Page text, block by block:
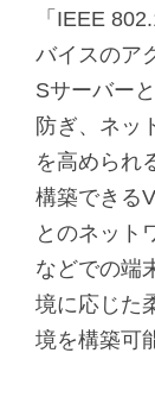
「IEEE
バイスのア
Sサーバー
防ぎ、ネッ
を高められ
構築できる
とのネット
などでの端
境に応じた
境を構築可